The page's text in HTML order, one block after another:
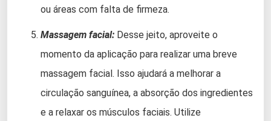
ou áreas com falta de firmeza.
Massagem facial: Desse jeito, aproveite o
momento da aplicação para realizar uma breve
massagem facial. Isso ajudará a melhorar a
circulação sanguínea, a absorção dos ingredientes
e a relaxar os músculos faciais. Utilize